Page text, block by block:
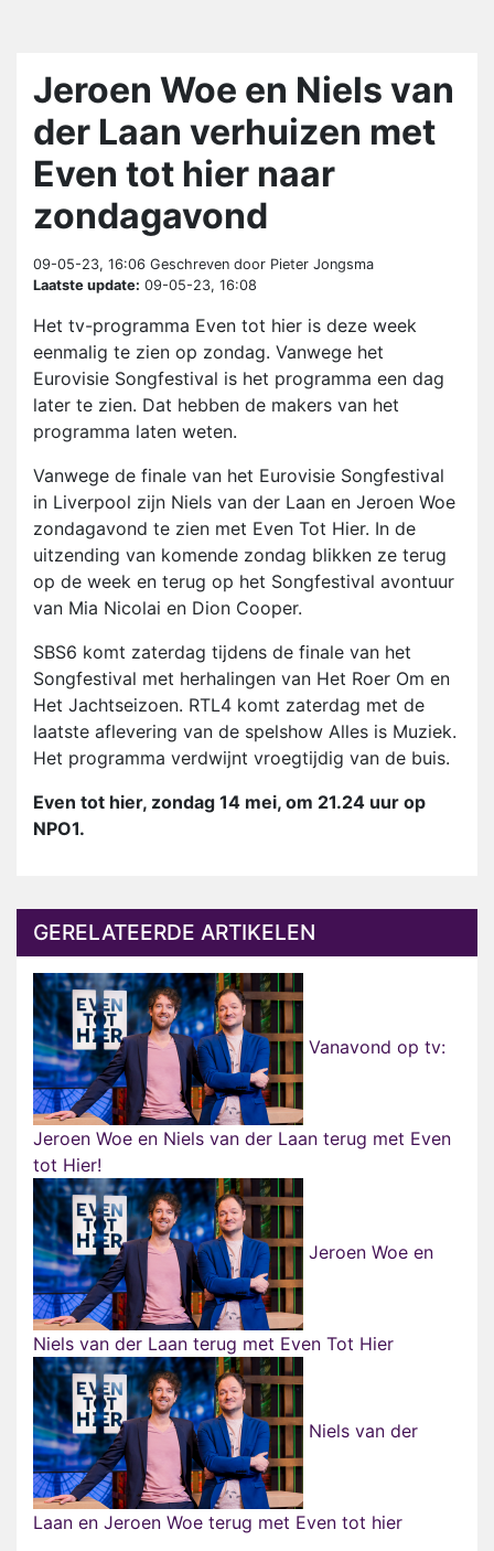
Jeroen Woe en Niels van
der Laan verhuizen met
Even tot hier naar
zondagavond
09-05-23, 16:06 Geschreven door Pieter Jongsma
Laatste update: 09-05-23, 16:08
Het tv-programma Even tot hier is deze week
eenmalig te zien op zondag. Vanwege het
Eurovisie Songfestival is het programma een dag
later te zien. Dat hebben de makers van het
programma laten weten.
Vanwege de finale van het Eurovisie Songfestival
in Liverpool zijn Niels van der Laan en Jeroen Woe
zondagavond te zien met Even Tot Hier. In de
uitzending van komende zondag blikken ze terug
op de week en terug op het Songfestival avontuur
van Mia Nicolai en Dion Cooper.
SBS6 komt zaterdag tijdens de finale van het
Songfestival met herhalingen van Het Roer Om en
Het Jachtseizoen. RTL4 komt zaterdag met de
laatste aflevering van de spelshow Alles is Muziek.
Het programma verdwijnt vroegtijdig van de buis.
Even tot hier, zondag 14 mei, om 21.24 uur op
NPO1.
GERELATEERDE ARTIKELEN
Vanavond op tv:
Jeroen Woe en Niels van der Laan terug met Even
tot Hier!
Jeroen Woe en
Niels van der Laan terug met Even Tot Hier
Niels van der
Laan en Jeroen Woe terug met Even tot hier